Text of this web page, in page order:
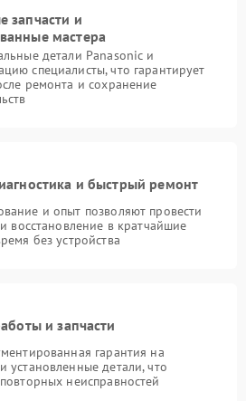
запчасти и
мастера
детали Panasonic и
специалисты, что гарантирует
ремонта и сохранение
и быстрый ремонт
и опыт позволяют провести
восстановление в кратчайшие
без устройства
и запчасти
гарантия на
установленные детали, что
неисправностей